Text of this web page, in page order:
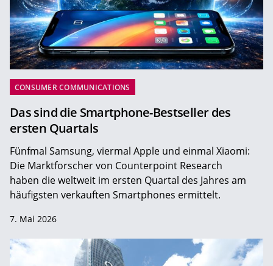
CONSUMER COMMUNICATIONS
Das sind die Smartphone-Bestseller des
ersten Quartals
Fünfmal Samsung, viermal Apple und einmal Xiaomi:
Die Marktforscher von Counterpoint Research
haben die weltweit im ersten Quartal des Jahres am
häufigsten verkauften Smartphones ermittelt.
7. Mai 2026